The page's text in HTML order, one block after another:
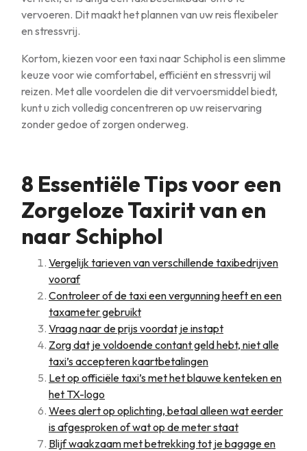
vervoeren. Dit maakt het plannen van uw reis flexibeler
en stressvrij.
Kortom, kiezen voor een taxi naar Schiphol is een slimme
keuze voor wie comfortabel, efficiënt en stressvrij wil
reizen. Met alle voordelen die dit vervoersmiddel biedt,
kunt u zich volledig concentreren op uw reiservaring
zonder gedoe of zorgen onderweg.
8 Essentiële Tips voor een
Zorgeloze Taxirit van en
naar Schiphol
Vergelijk tarieven van verschillende taxibedrijven
vooraf
Controleer of de taxi een vergunning heeft en een
taxameter gebruikt
Vraag naar de prijs voordat je instapt
Zorg dat je voldoende contant geld hebt, niet alle
taxi’s accepteren kaartbetalingen
Let op officiële taxi’s met het blauwe kenteken en
het TX-logo
Wees alert op oplichting, betaal alleen wat eerder
is afgesproken of wat op de meter staat
Blijf waakzaam met betrekking tot je bagage en